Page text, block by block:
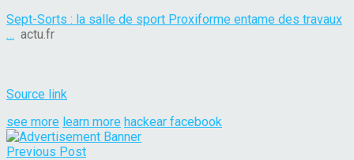
Sept-Sorts : la salle de sport Proxiforme entame des travaux
… actu.fr
Source link
see more learn more hackear facebook
Previous Post